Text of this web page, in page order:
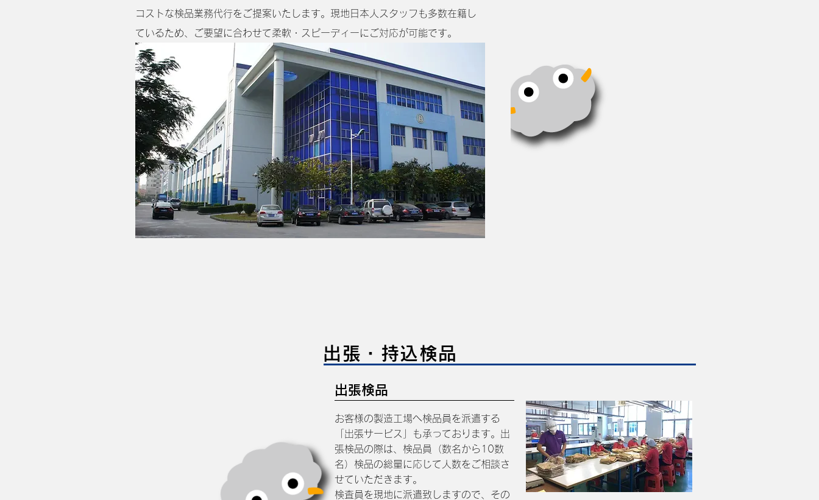
コストな検品業務代行をご提案いたします。現地日本人スタッフも多数在籍し
ているため、ご要望に合わせて柔軟・スピーディーにご対応が可能です。
出張・持込検品
出張検品
お客様の製造工場へ検品員を派遣する
「出張サービス」も承っております。出
張検品の際は、検品員（数名から10数
名）検品の総量に応じて人数をご相談さ
せていただきます。
検査員を現地に派遣致しますので、その